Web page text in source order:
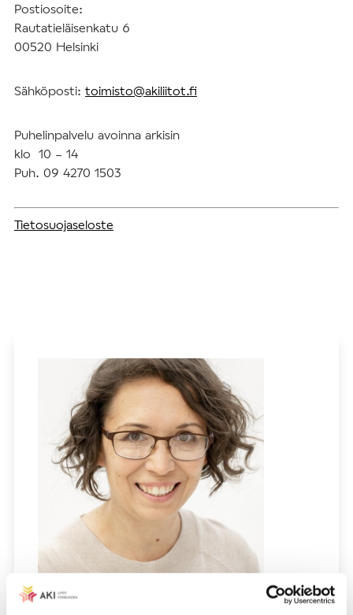
Postiosoite:
Rautatieläisenkatu 6
00520 Helsinki
Sähköposti: toimisto@akiliitot.fi
Puhelinpalvelu avoinna arkisin
klo 10 – 14
Puh. 09 4270 1503
Tietosuojaseloste